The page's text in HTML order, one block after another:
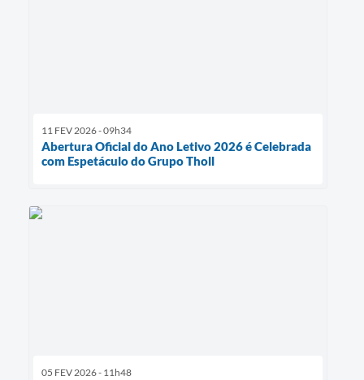
11 FEV 2026 - 09h34
Abertura Oficial do Ano Letivo 2026 é Celebrada
com Espetáculo do Grupo Tholl
05 FEV 2026 - 11h48